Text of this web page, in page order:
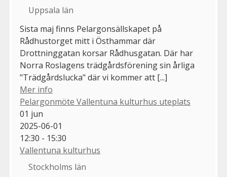
Uppsala län
Sista maj finns Pelargonsällskapet på
Rådhustorget mitt i Östhammar där
Drottninggatan korsar Rådhusgatan. Där har
Norra Roslagens trädgårdsförening sin årliga
"Trädgårdslucka" där vi kommer att [...]
Mer info
Pelargonmöte Vallentuna kulturhus uteplats
01 jun
2025-06-01
12:30 - 15:30
Vallentuna kulturhus
Stockholms län